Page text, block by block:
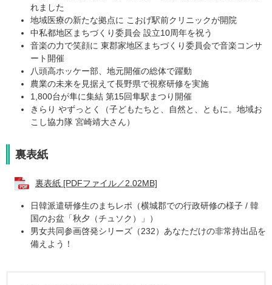
れました
地域医療の新たな拠点に こおげ駅前クリニックが開院
中私都地区まちづくり委員会 設立10周年を祝う
音楽の力で笑顔に 東郡家地区まちづくり委員会で音楽コンサ
ート開催
八頭高ホッケー部、地元開催の総体で躍動
農業の未来を見据えて長野県で視察研修を実施
1,800台が隼に集結 第15回隼駅まつり開催
きらり やずっとく（子どもたちと、自然と、ともに。地域お
こし協力隊 宮崎靖大さん）
裏表紙
裏表紙 [PDFファイル／2.02MB]
日韓派遣研修生のまちレポ​（横城郡での行政研修の様子 / 韓
国のお盆「秋夕（チュソク）」）
男女共同参画啓発シリーズ（232）あなただけの非常持出品を
備えよう！